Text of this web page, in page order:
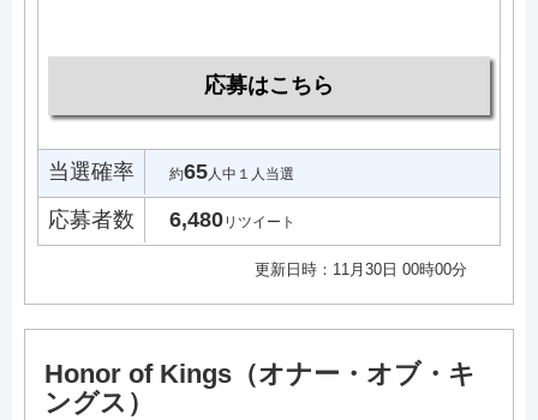
応募はこちら
当選確率 約65人中１人当選
応募者数 6,480リツイート
更新日時：11月30日 00時00分
Honor of Kings（オナー・オブ・キ
ングス）